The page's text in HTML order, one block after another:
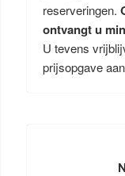
reserveringen.
ontvangt u
U tevens
prijsopgave